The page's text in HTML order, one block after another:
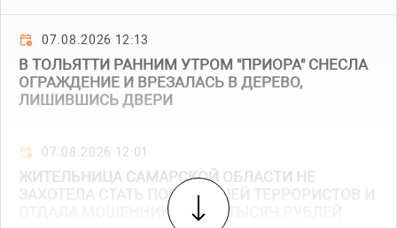
07.08.2026 12:13
В ТОЛЬЯТТИ РАННИМ УТРОМ "ПРИОРА" СНЕСЛА
ОГРАЖДЕНИЕ И ВРЕЗАЛАСЬ В ДЕРЕВО,
ЛИШИВШИСЬ ДВЕРИ
07.08.2026 12:01
ЖИТЕЛЬНИЦА САМАРСКОЙ ОБЛАСТИ НЕ
ЗАХОТЕЛА СТАТЬ ПОСОБНИЦЕЙ ТЕРРОРИСТОВ И
ОТДАЛА МОШЕННИКАМ 355 ТЫСЯЧ РУБЛЕЙ